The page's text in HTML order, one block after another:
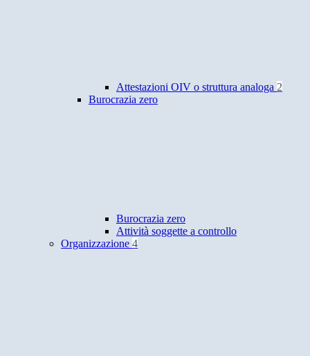
Attestazioni OIV o struttura analoga 2
Burocrazia zero
Burocrazia zero
Attività soggette a controllo
Organizzazione 4